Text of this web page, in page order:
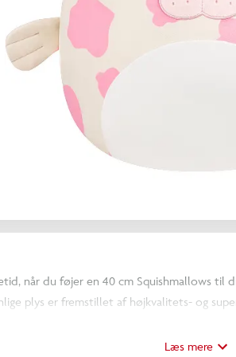
når du føjer en 40 cm Squishmallows til
plys er fremstillet af højkvalitets- og
med alle. De fås i forskellige størrelser og
Læs mere